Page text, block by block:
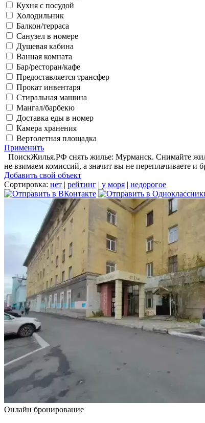
Кухня с посудой
Холодильник
Балкон/терраса
Санузел в номере
Душевая кабина
Ванная комната
Бар/ресторан/кафе
Предоставляется трансфер
Прокат инвентаря
Стиральная машина
Мангал/барбекю
Доставка еды в номер
Камера хранения
Вертолетная площадка
Применить
ПоискЖилья.РФ снять жилье: Мурманск. Снимайте
не взимаем комиссий, а значит вы не переплачиваете и
Добавить свой объект
Сортировка: нет | рейтинг | у моря | недорогое
Онлайн бронирование